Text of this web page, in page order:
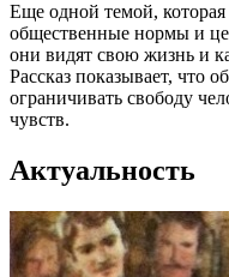
Еще одной темой, которая
общественные нормы и
они видят свою жизнь и
Рассказ показывает, что
ограничивать свободу
чувств.
Актуальность